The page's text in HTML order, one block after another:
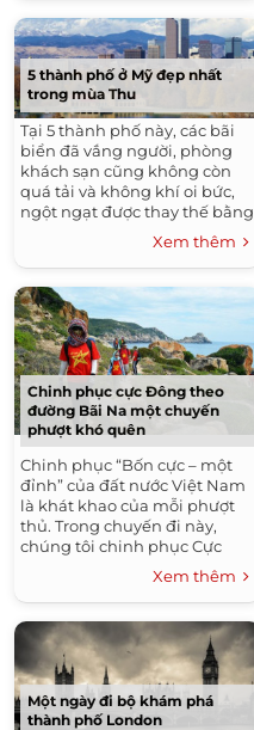
5 thành phố ở Mỹ đẹp nhất
trong mùa Thu
Tại 5 thành phố này, các bãi
biển đã vắng người, phòng
khách sạn cũng không còn
quá tải và không khí oi bức,
ngột ngạt được thay thế bằng
những cơn gió mùa thu mát
Xem thêm
Chinh phục cực Đông theo
đường Bãi Na một chuyến
phượt khó quên
Chinh phục “Bốn cực – một
đỉnh” của đất nước Việt Nam
là khát khao của mỗi phượt
thủ. Trong chuyến đi này,
chúng tôi chinh phục Cực
Đông ở Mũi Đôi, huyện Vạn
Ninh, tỉnh Khánh Hòa, cũng
như...
Xem thêm
Một ngày đi bộ khám phá
thành phố London